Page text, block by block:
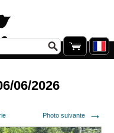
06/2026
Photo suivante